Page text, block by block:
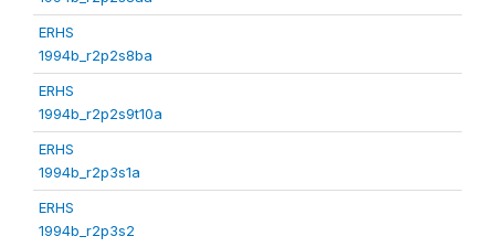
ERHS
1994b_r2p2s8ba
ERHS
1994b_r2p2s9t10a
ERHS
1994b_r2p3s1a
ERHS
1994b_r2p3s2